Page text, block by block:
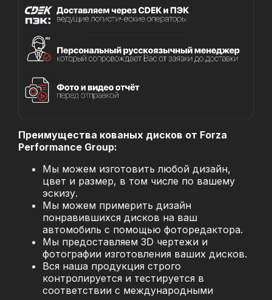
Преимущества кованых дисков от Forza
Performance Group:
Мы можем изготовить любой дизайн,
цвет и размер, в том числе по вашему
эскизу.
Мы можем примерить дизайн
понравившихся дисков на ваш
автомобиль с помощью фоторедактора.
Мы предоставляем 3D чертежи и
фотографии изготовления ваших дисков.
Вся наша продукция строго
контролируется и тестируется в
соответствии с международными